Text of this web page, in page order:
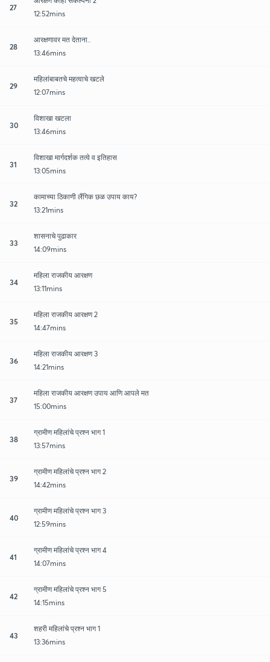
27
12:52mins
28
आरक्षणावर मत देताना..
13:46mins
29
महिलांबाबतचे महत्वाचे खटले
12:07mins
30
विशाखा खटला
13:46mins
31
विशाखा मार्गदर्शक तत्वे व इतिहास
13:05mins
32
कामाच्या ठिकाणी लैंगिक छळ उपाय काय?
13:21mins
33
शासनाचे पुढाकार
14:09mins
34
महिला राजकीय आरक्षण
13:11mins
35
महिला राजकीय आरक्षण 2
14:47mins
36
महिला राजकीय आरक्षण 3
14:21mins
37
महिला राजकीय आरक्षण उपाय आणि आपले मत
15:00mins
38
ग्रामीण महिलांचे प्रश्न भाग 1
13:57mins
39
ग्रामीण महिलांचे प्रश्न भाग 2
14:42mins
40
ग्रामीण महिलांचे प्रश्न भाग 3
12:59mins
41
ग्रामीण महिलांचे प्रश्न भाग 4
14:07mins
42
ग्रामीण महिलांचे प्रश्न भाग 5
14:15mins
43
शहरी महिलांचे प्रश्न भाग 1
13:36mins